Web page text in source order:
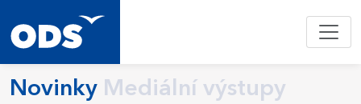
Novinky Mediální výstupy